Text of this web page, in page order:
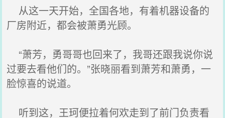
从这一天开始，全国各地，有着机器设备的
厂房附近，都会被萧勇光顾。
“萧芳，勇哥哥也回来了，我哥还跟我说你说
过要去看他们的。”张晓丽看到萧芳和萧勇，一
脸惊喜的说道。
听到这，王珂便拉着何欢走到了前门负责看